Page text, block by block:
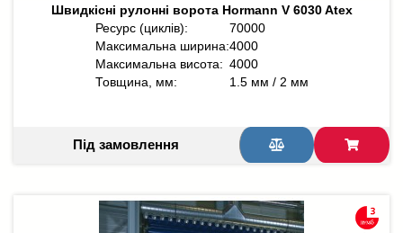
Швидкісні рулонні ворота Hormann V 6030 Atex
Ресурс (циклів):
70000
Максимальна ширина:4000
Максимальна висота: 4000
Товщина, мм:
1.5 мм / 2 мм
Під замовлення